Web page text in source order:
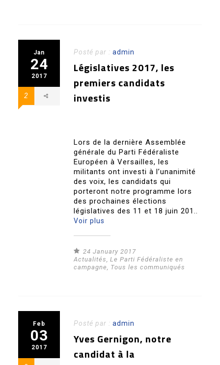
Jan
24
2017
2
Posté par :admin
Législatives 2017, les
premiers candidats
investis
Lors de la dernière Assemblée
générale du Parti Fédéraliste
Européen à Versailles, les
militants ont investi à l’unanimité
des voix, les candidats qui
porteront notre programme lors
des prochaines élections
législatives des 11 et 18 juin 201..
Voir plus
24 January 2017
Actualités ,Le Parti Fédéraliste en
campagne
Tous les communiqués
Feb
03
2017
Posté par :admin
Yves Gernigon, notre
candidat à la